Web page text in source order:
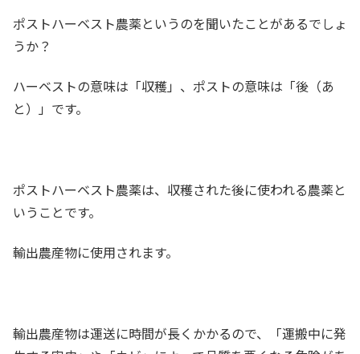
ポストハーベスト農薬というのを聞いたことがあるでしょ
うか？
ハーベストの意味は「収穫」、ポストの意味は「後（あ
と）」です。
ポストハーベスト農薬は、収穫された後に使われる農薬と
いうことです。
輸出農産物に使用されます。
輸出農産物は運送に時間が長くかかるので、「運搬中に発